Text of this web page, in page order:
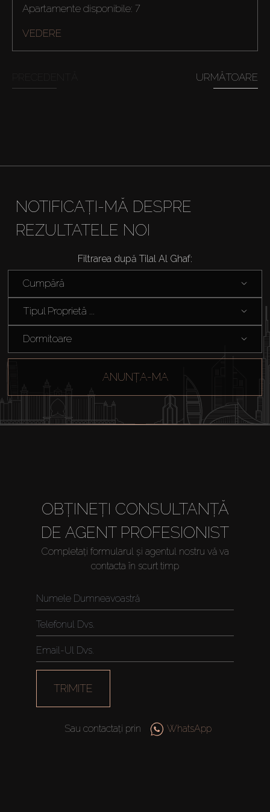
About Us
Apartamente disponibile: 7
VEDERE
URMĂTOARE
NOTIFICAȚI-MĂ DESPRE
REZULTATELE NOI
Filtrarea după Tilal Al Ghaf:
Cumpără
Tipul Proprietă ...
Dormitoare
ANUNȚA-MA
OBȚINEȚI CONSULTANȚĂ
DE AGENT PROFESIONIST
Completați formularul și agentul nostru vă va
contacta în scurt timp
TRIMITE
Sau contactați prin WhatsApp